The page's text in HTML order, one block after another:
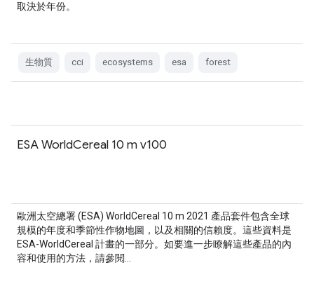
取決於年份。
生物質 cci ecosystems esa forest
ESA WorldCereal 10 m v100
歐洲太空總署 (ESA) WorldCereal 10 m 2021 產品套件包含全球
規模的年度和季節性作物地圖，以及相關的信賴度。這些資料是
ESA-WorldCereal 計畫的一部分。如要進一步瞭解這些產品的內
容和使用的方法，請參閱…